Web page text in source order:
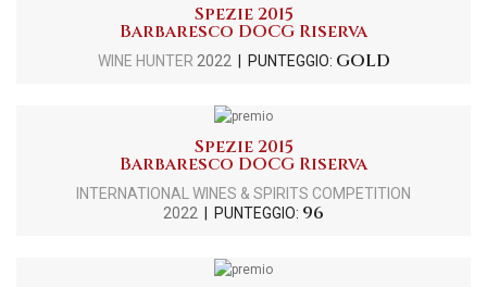
Spezie 2015
Barbaresco DOCG Riserva
WINE HUNTER 2022 | PUNTEGGIO: GOLD
Spezie 2015
Barbaresco DOCG Riserva
INTERNATIONAL WINES & SPIRITS COMPETITION
2022 | PUNTEGGIO: 96